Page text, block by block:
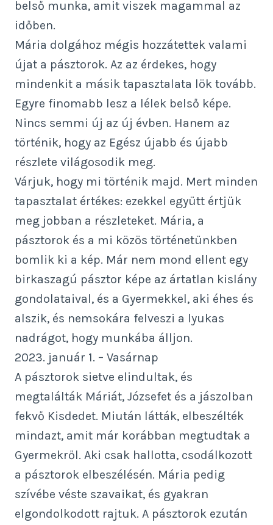
belső munka, amit viszek magammal az
időben.
Mária dolgához mégis hozzátettek valami
újat a pásztorok. Az az érdekes, hogy
mindenkit a másik tapasztalata lök tovább.
Egyre finomabb lesz a lélek belső képe.
Nincs semmi új az új évben. Hanem az
történik, hogy az Egész újabb és újabb
részlete világosodik meg.
Várjuk, hogy mi történik majd. Mert minden
tapasztalat értékes: ezekkel együtt értjük
meg jobban a részleteket. Mária, a
pásztorok és a mi közös történetünkben
bomlik ki a kép. Már nem mond ellent egy
birkaszagú pásztor képe az ártatlan kislány
gondolataival, és a Gyermekkel, aki éhes és
alszik, és nemsokára felveszi a lyukas
nadrágot, hogy munkába álljon.
2023. január 1. – Vasárnap
A pásztorok sietve elindultak, és
megtalálták Máriát, Józsefet és a jászolban
fekvő Kisdedet. Miután látták, elbeszélték
mindazt, amit már korábban megtudtak a
Gyermekről. Aki csak hallotta, csodálkozott
a pásztorok elbeszélésén. Mária pedig
szívébe véste szavaikat, és gyakran
elgondolkodott rajtuk. A pásztorok ezután